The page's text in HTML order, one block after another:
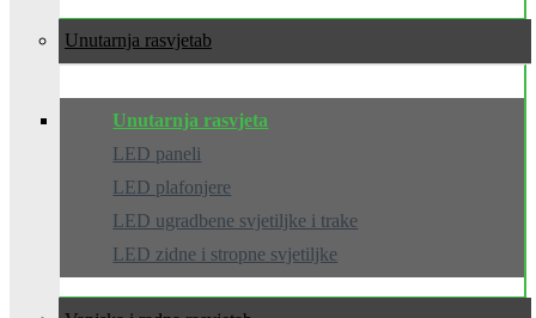
Unutarnja rasvjeta
Unutarnja rasvjeta
LED paneli
LED plafonjere
LED ugradbene svjetiljke i trake
LED zidne i stropne svjetiljke